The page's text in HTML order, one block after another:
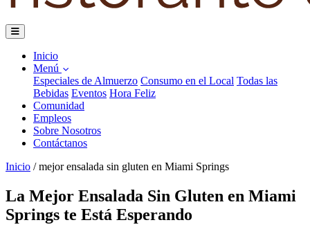
Inicio
Menú
Especiales de Almuerzo Consumo en el Local Todas las
Bebidas Eventos Hora Feliz
Comunidad
Empleos
Sobre Nosotros
Contáctanos
Inicio / mejor ensalada sin gluten en Miami Springs
La Mejor Ensalada Sin Gluten en Miami
Springs te Está Esperando